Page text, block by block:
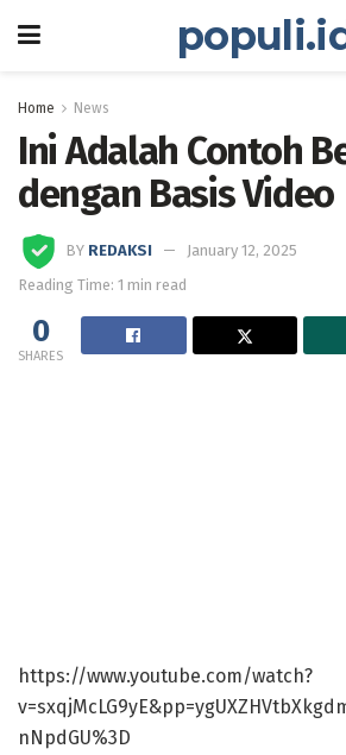
Home News
Ini Adalah Contoh
dengan Basis Video
BY REDAKSI
January 12, 2025
Reading Time: 1 min read
0
SHARES
https://www.youtube.com/watch?
nNpdGU%3D